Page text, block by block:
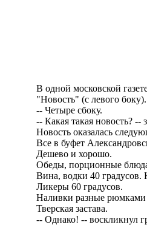
В одной московской
"Новость" (с левого
-- Четыре сбоку.
-- Какая такая новость? --
Новость оказалась
Все в буфет
Дешево и хорошо.
Обеды, порционные
Вина, водки 40 градусов.
Ликеры 60 градусов.
Наливки разные рюмками
Тверская застава.
-- Однако! -- воскликнул